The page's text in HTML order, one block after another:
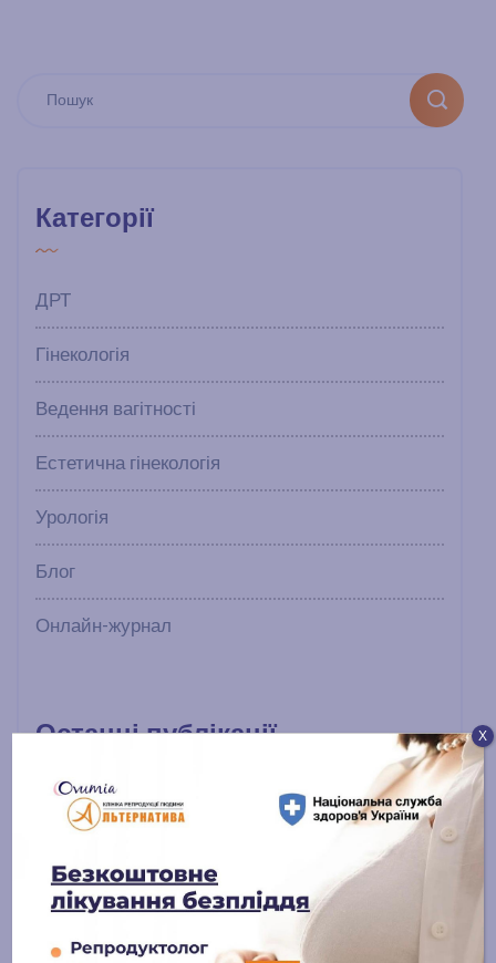
Категорії
ДРТ
Гінекологія
Ведення вагітності
Естетична гінекологія
Урологія
Блог
Онлайн-журнал
Останні публікації
Лікування чоловічого безпліддя:
сучасні підходи та надія на
15 ЛИПНЯ, 2025
ЕКЗ із донорськими яйцеклітинами:
шлях надії, довіри та щастя
Х